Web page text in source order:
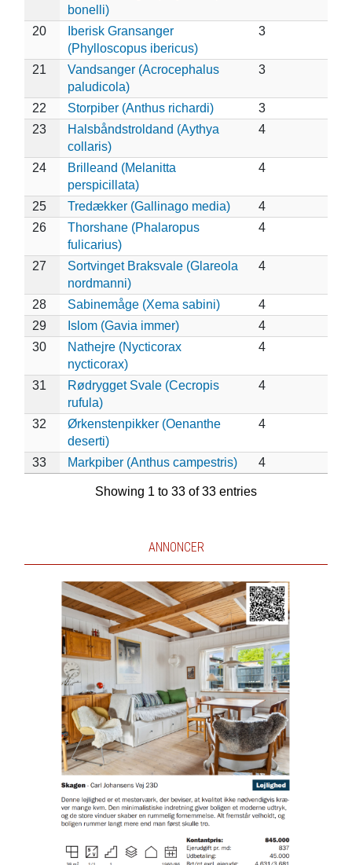
bonelli)
20
Iberisk Gransanger
(Phylloscopus ibericus)
3
21
Vandsanger (Acrocephalus
paludicola)
3
22 Storpiber (Anthus richardi)
3
23
Halsbåndstroldand (Aythya
collaris)
4
24
Brilleand (Melanitta
perspicillata)
4
25 Tredækker (Gallinago media)
4
26
Thorshane (Phalaropus
fulicarius)
4
27
Sortvinget Braksvale (Glareola
nordmanni)
4
28 Sabinemåge (Xema sabini)
4
29
Islom (Gavia immer)
4
30
Nathejre (Nycticorax
nycticorax)
4
31
Rødrygget Svale (Cecropis
rufula)
4
32
Ørkenstenpikker (Oenanthe
deserti)
4
33 Markpiber (Anthus campestris) 4
Showing 1 to 33 of 33 entries
ANNONCER